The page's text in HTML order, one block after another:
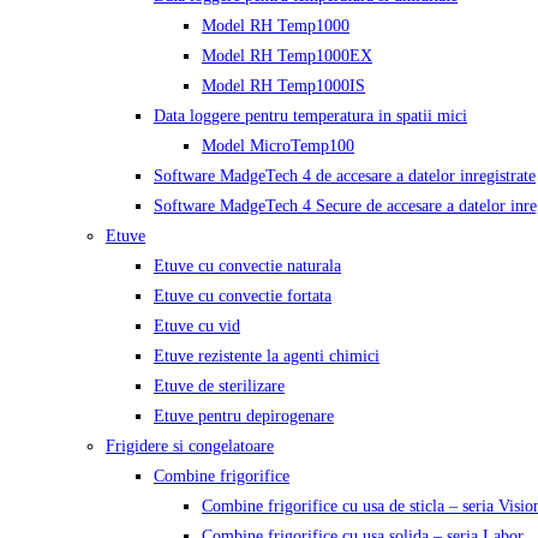
Model RH Temp1000
Model RH Temp1000EX
Model RH Temp1000IS
Data loggere pentru temperatura in spatii mici
Model MicroTemp100
Software MadgeTech 4 de accesare a datelor inregistrate
Software MadgeTech 4 Secure de accesare a datelor
Etuve
Etuve cu convectie naturala
Etuve cu convectie fortata
Etuve cu vid
Etuve rezistente la agenti chimici
Etuve de sterilizare
Etuve pentru depirogenare
Frigidere si congelatoare
Combine frigorifice
Combine frigorifice cu usa de sticla – seria